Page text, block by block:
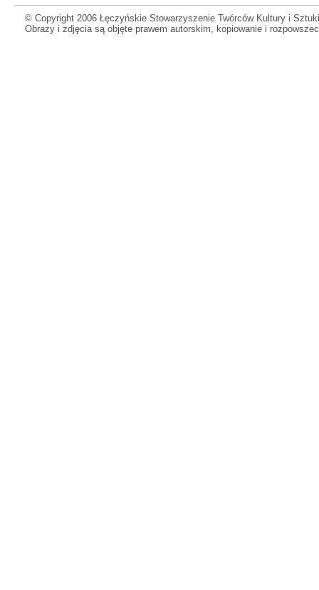
© Copyright 2006 Łęczyńskie Stowarzyszenie Twórców Kultury i
Obrazy i zdjęcia są objęte prawem autorskim, kopiowanie i